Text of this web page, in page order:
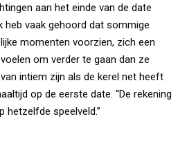
aan het einde van de date
heb vaak gehoord dat sommige
momenten voorzien, zich een
om verder te gaan dan ze
intiem zijn als de kerel net heeft
op de eerste date. “De rekening
hetzelfde speelveld.”